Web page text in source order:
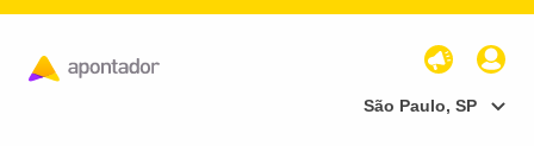
São Paulo, SP